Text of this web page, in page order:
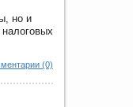
но и
(0)